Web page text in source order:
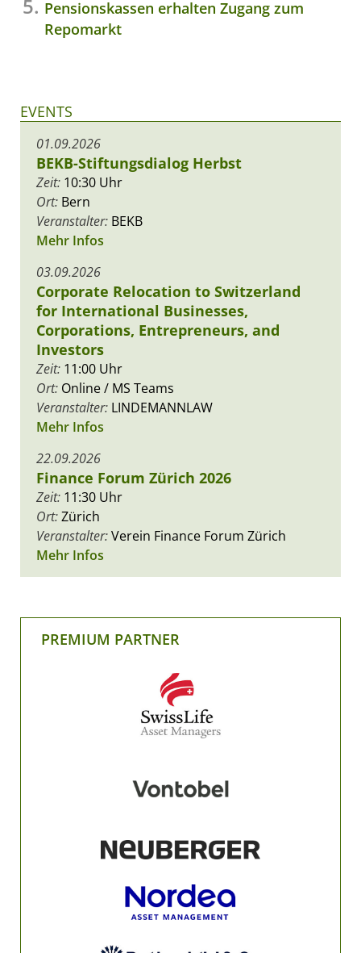
Pensionskassen erhalten Zugang zum
Repomarkt
EVENTS
01.09.2026
BEKB-Stiftungsdialog Herbst
Zeit: 10:30 Uhr
Ort: Bern
Veranstalter: BEKB
Mehr Infos
03.09.2026
Corporate Relocation to Switzerland
for International Businesses,
Corporations, Entrepreneurs, and
Investors
Zeit: 11:00 Uhr
Ort: Online / MS Teams
Veranstalter: LINDEMANNLAW
Mehr Infos
22.09.2026
Finance Forum Zürich 2026
Zeit: 11:30 Uhr
Ort:Zürich
Veranstalter:Verein Finance Forum Zürich
Mehr Infos
PREMIUM PARTNER